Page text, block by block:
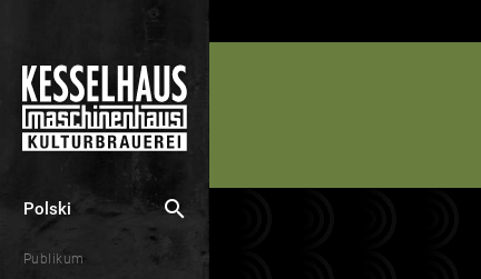
Polski search
Publikum